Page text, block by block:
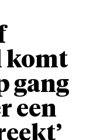
komt
gang
een